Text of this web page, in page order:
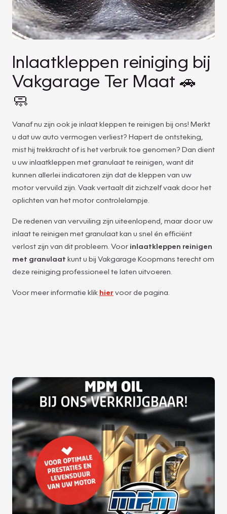
Inlaatkleppen reiniging bij
Vakgarage Ter Maat 🚗
🧼
Vanaf nu zijn ook je inlaat kleppen te reinigen bij ons! Merkt
u dat uw auto vermogen verliest? Hapert de ontsteking,
mist hij trekkracht of is het verbruik toe genomen? Dan dient
u uw inlaatkleppen met granulaat te reinigen, want dit
kunnen allerlei indicatoren zijn dat de kleppen van uw
motor vervuild zijn. Vaak vertaalt dit zichzelf vaak door het
oplichten van het motor controlelampje.
De redenen van vervuiling zijn uiteenlopend, maar door uw
inlaat te reinigen met granulaat kan u snel én efficiënt
verlost zijn van dit probleem. Voor inlaatkleppen reinigen
met granulaat kunt u bij Vakgarage Koopmans terecht om
deze reiniging professioneel te laten uitvoeren.
Voor meer informatie klik hiervoor de pagina.